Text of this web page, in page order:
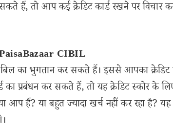
हैं, तो आप कई क्रेडिट कार्ड रखने पर विचार
CIBIL
का भुगतान कर सकते हैं। इससे आपका
का प्रबंधन कर सकते हैं, तो यह क्रेडिट स्कोर के
हैं? या बहुत ज्यादा खर्च नहीं कर रहा है? यह